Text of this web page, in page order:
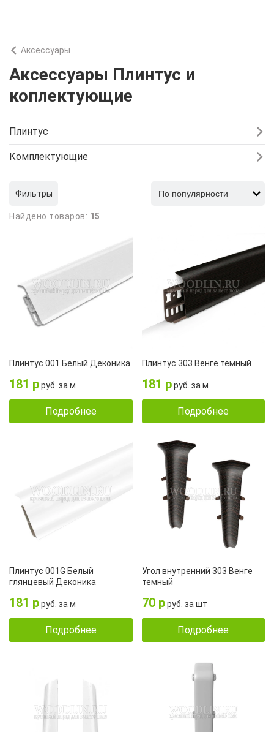
Аксессуары
Аксессуары Плинтус и
коплектующие
Плинтус
Комплектующие
Фильтры
Найдено товаров: 15
Плинтус 001 Белый Деконика
181 рруб. за м
Подробнее
Плинтус 303 Венге темный
181 рруб. за м
Подробнее
Плинтус 001G Белый
глянцевый Деконика
181 рруб. за м
Подробнее
Угол внутренний 303 Венге
темный
70 рруб. за шт
Подробнее